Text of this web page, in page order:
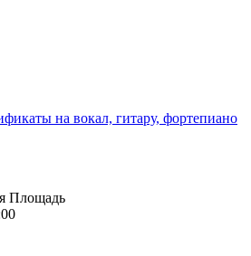
на вокал, гитару, фортепиано
Площадь